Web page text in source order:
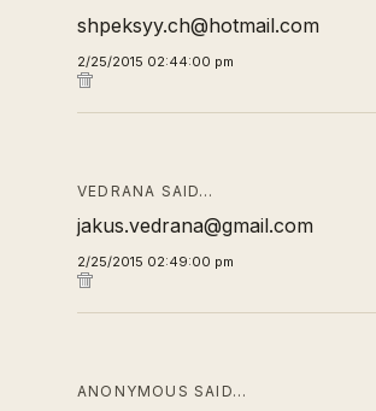
shpeksyy.ch@hotmail.com
2/25/2015 02:44:00 pm
VEDRANA SAID…
jakus.vedrana@gmail.com
2/25/2015 02:49:00 pm
ANONYMOUS SAID…